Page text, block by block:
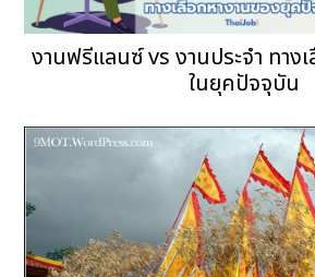
งานฟรีแลนซ์ vs งานประจำ ทาง
ในยุคปัจจุบัน